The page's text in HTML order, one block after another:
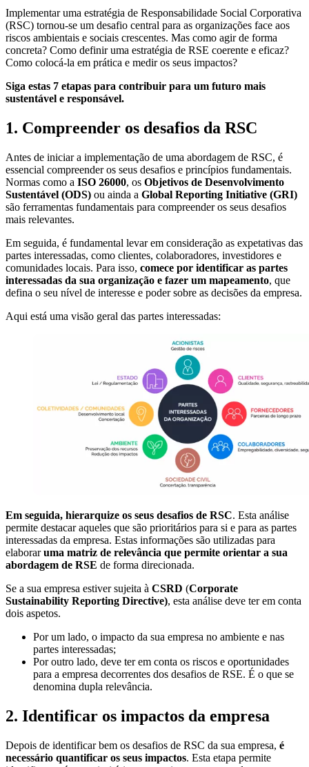
Implementar uma estratégia de Responsabilidade Social Corporativa
(RSC) tornou-se um desafio central para as organizações face aos
riscos ambientais e sociais crescentes. Mas como agir de forma
concreta? Como definir uma estratégia de RSE coerente e eficaz?
Como colocá-la em prática e medir os seus impactos?
Siga estas 7 etapas para contribuir para um futuro mais
sustentável e responsável.
1. Compreender os desafios da RSC
Antes de iniciar a implementação de uma abordagem de RSC, é
essencial compreender os seus desafios e princípios fundamentais.
Normas como a ISO 26000, os Objetivos de Desenvolvimento
Sustentável (ODS) ou ainda a Global Reporting Initiative (GRI)
são ferramentas fundamentais para compreender os seus desafios
mais relevantes.
Em seguida, é fundamental levar em consideração as expetativas das
partes interessadas, como clientes, colaboradores, investidores e
comunidades locais. Para isso, comece por identificar as partes
interessadas da sua organização e fazer um mapeamento, que
defina o seu nível de interesse e poder sobre as decisões da empresa.
Aqui está uma visão geral das partes interessadas:
Em seguida, hierarquize os seus desafios de RSC. Esta análise
permite destacar aqueles que são prioritários para si e para as partes
interessadas da empresa. Estas informações são utilizadas para
elaboraruma matriz de relevância que permite orientar a sua
abordagem de RSE de forma direcionada.
Se a sua empresa estiver sujeita à CSRD (Corporate
Sustainability Reporting Directive), esta análise deve ter em conta
dois aspetos.
Por um lado, o impacto da sua empresa no ambiente e nas
partes interessadas;
Por outro lado, deve ter em conta os riscos e oportunidades
para a empresa decorrentes dos desafios de RSE. É o que se
denomina dupla relevância.
2. Identificar os impactos da empresa
Depois de identificar bem os desafios de RSC da sua empresa, é
necessário quantificar os seus impactos. Esta etapa permite